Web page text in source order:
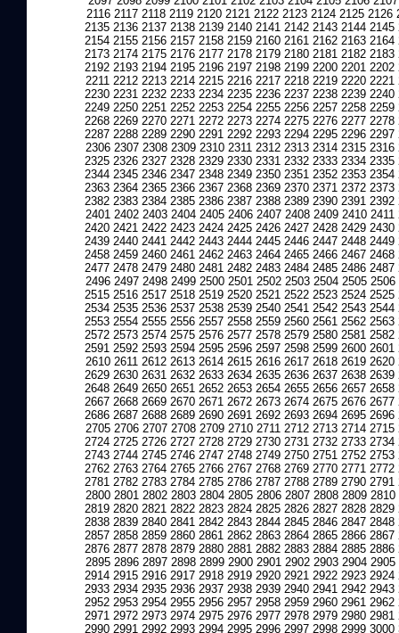
2116 2117 2118 2119 2120 2121 2122 2123 2124 2125 2126
2135 2136 2137 2138 2139 2140 2141 2142 2143 2144 2145
2154 2155 2156 2157 2158 2159 2160 2161 2162 2163 2164
2173 2174 2175 2176 2177 2178 2179 2180 2181 2182 2183
2192 2193 2194 2195 2196 2197 2198 2199 2200 2201 2202
2211 2212 2213 2214 2215 2216 2217 2218 2219 2220 2221
2230 2231 2232 2233 2234 2235 2236 2237 2238 2239 2240
2249 2250 2251 2252 2253 2254 2255 2256 2257 2258 2259
2268 2269 2270 2271 2272 2273 2274 2275 2276 2277 2278
2287 2288 2289 2290 2291 2292 2293 2294 2295 2296 2297
2306 2307 2308 2309 2310 2311 2312 2313 2314 2315 2316
2325 2326 2327 2328 2329 2330 2331 2332 2333 2334 2335
2344 2345 2346 2347 2348 2349 2350 2351 2352 2353 2354
2363 2364 2365 2366 2367 2368 2369 2370 2371 2372 2373
2382 2383 2384 2385 2386 2387 2388 2389 2390 2391 2392
2401 2402 2403 2404 2405 2406 2407 2408 2409 2410 2411
2420 2421 2422 2423 2424 2425 2426 2427 2428 2429 2430
2439 2440 2441 2442 2443 2444 2445 2446 2447 2448 2449
2458 2459 2460 2461 2462 2463 2464 2465 2466 2467 2468
2477 2478 2479 2480 2481 2482 2483 2484 2485 2486 2487
2496 2497 2498 2499 2500 2501 2502 2503 2504 2505 2506
2515 2516 2517 2518 2519 2520 2521 2522 2523 2524 2525
2534 2535 2536 2537 2538 2539 2540 2541 2542 2543 2544
2553 2554 2555 2556 2557 2558 2559 2560 2561 2562 2563
2572 2573 2574 2575 2576 2577 2578 2579 2580 2581 2582
2591 2592 2593 2594 2595 2596 2597 2598 2599 2600 2601
2610 2611 2612 2613 2614 2615 2616 2617 2618 2619 2620
2629 2630 2631 2632 2633 2634 2635 2636 2637 2638 2639
2648 2649 2650 2651 2652 2653 2654 2655 2656 2657 2658
2667 2668 2669 2670 2671 2672 2673 2674 2675 2676 2677
2686 2687 2688 2689 2690 2691 2692 2693 2694 2695 2696
2705 2706 2707 2708 2709 2710 2711 2712 2713 2714 2715
2724 2725 2726 2727 2728 2729 2730 2731 2732 2733 2734
2743 2744 2745 2746 2747 2748 2749 2750 2751 2752 2753
2762 2763 2764 2765 2766 2767 2768 2769 2770 2771 2772
2781 2782 2783 2784 2785 2786 2787 2788 2789 2790 2791
2800 2801 2802 2803 2804 2805 2806 2807 2808 2809 2810
2819 2820 2821 2822 2823 2824 2825 2826 2827 2828 2829
2838 2839 2840 2841 2842 2843 2844 2845 2846 2847 2848
2857 2858 2859 2860 2861 2862 2863 2864 2865 2866 2867
2876 2877 2878 2879 2880 2881 2882 2883 2884 2885 2886
2895 2896 2897 2898 2899 2900 2901 2902 2903 2904 2905
2914 2915 2916 2917 2918 2919 2920 2921 2922 2923 2924
2933 2934 2935 2936 2937 2938 2939 2940 2941 2942 2943
2952 2953 2954 2955 2956 2957 2958 2959 2960 2961 2962
2971 2972 2973 2974 2975 2976 2977 2978 2979 2980 2981
2990 2991 2992 2993 2994 2995 2996 2997 2998 2999 3000